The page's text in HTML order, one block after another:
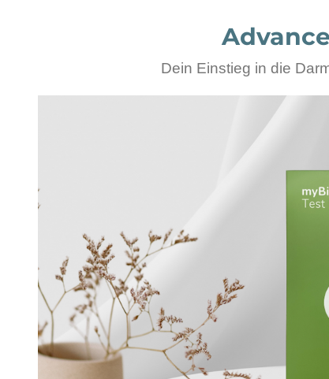
Dein Einstieg in die